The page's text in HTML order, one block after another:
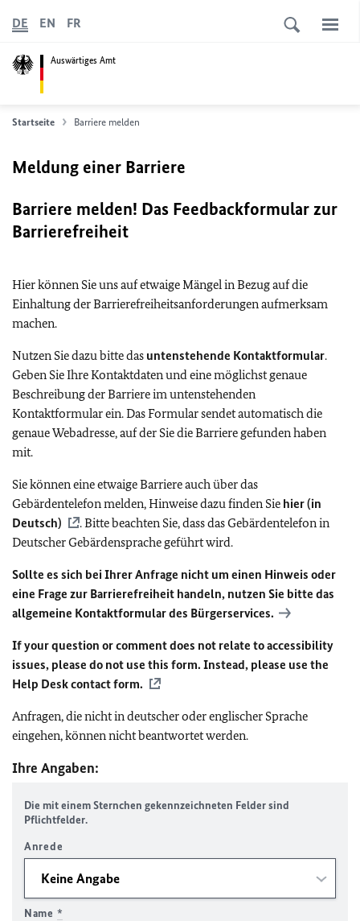
Auswärtiges Amt
DE EN FR
Startseite Barriere melden
Meldung einer Barriere
Barriere melden! Das Feedbackformular zur
Barrierefreiheit
Hier können Sie uns auf etwaige Mängel in Bezug auf die
Einhaltung der Barrierefreiheitsanforderungen aufmerksam
machen.
Nutzen Sie dazu bitte das untenstehende Kontaktformular.
Geben Sie Ihre Kontaktdaten und eine möglichst genaue
Beschreibung der Barriere im untenstehenden
Kontaktformular ein. Das Formular sendet automatisch die
genaue Webadresse, auf der Sie die Barriere gefunden haben
mit.
Sie können eine etwaige Barriere auch über das
Gebärdentelefon melden, Hinweise dazu finden Sie hier (in
Deutsch)
. Bitte beachten Sie, dass das Gebärdentelefon in
Deutscher Gebärdensprache geführt wird.
Sollte es sich bei Ihrer Anfrage nicht um einen Hinweis oder
eine Frage zur Barrierefreiheit handeln, nutzen Sie bitte das
allgemeine Kontaktformular des Bürgerservices.
If your question or comment does not relate to accessibility
issues, please do not use this form. Instead, please use the
Help Desk contact form.
Anfragen, die nicht in deutscher oder englischer Sprache
eingehen, können nicht beantwortet werden.
Ihre Angaben:
Die mit einem Sternchen gekennzeichneten Felder sind
Pflichtfelder.
Anrede
Name *